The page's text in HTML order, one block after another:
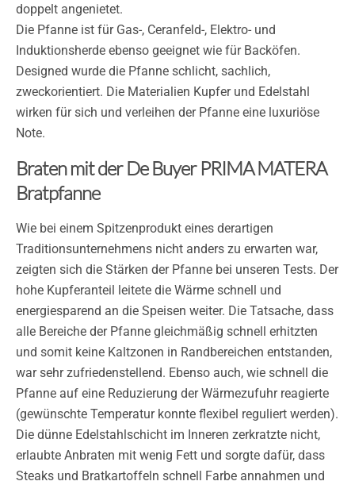
doppelt angenietet.
Die Pfanne ist für Gas-, Ceranfeld-, Elektro- und
Induktionsherde ebenso geeignet wie für Backöfen.
Designed wurde die Pfanne schlicht, sachlich,
zweckorientiert. Die Materialien Kupfer und Edelstahl
wirken für sich und verleihen der Pfanne eine luxuriöse
Note.
Braten mit der De Buyer PRIMA MATERA
Bratpfanne
Wie bei einem Spitzenprodukt eines derartigen
Traditionsunternehmens nicht anders zu erwarten war,
zeigten sich die Stärken der Pfanne bei unseren Tests. Der
hohe Kupferanteil leitete die Wärme schnell und
energiesparend an die Speisen weiter. Die Tatsache, dass
alle Bereiche der Pfanne gleichmäßig schnell erhitzten
und somit keine Kaltzonen in Randbereichen entstanden,
war sehr zufriedenstellend. Ebenso auch, wie schnell die
Pfanne auf eine Reduzierung der Wärmezufuhr reagierte
(gewünschte Temperatur konnte flexibel reguliert werden).
Die dünne Edelstahlschicht im Inneren zerkratzte nicht,
erlaubte Anbraten mit wenig Fett und sorgte dafür, dass
Steaks und Bratkartoffeln schnell Farbe annahmen und